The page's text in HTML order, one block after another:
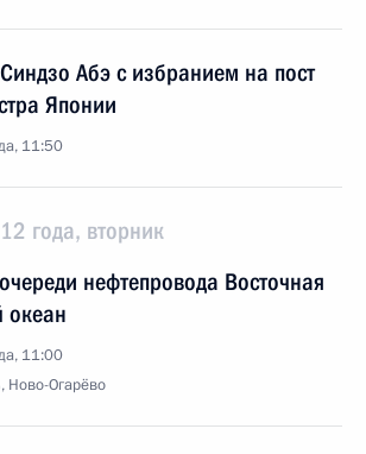
Абэ с избранием на пост
Японии
11:50
года, вторник
нефтепровода Восточная
океан
11:00
Ново-Огарёво